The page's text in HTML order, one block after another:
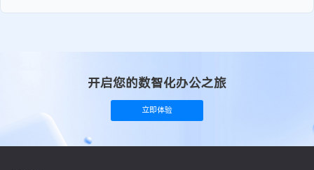
开启您的数智化办公之旅
立即体验